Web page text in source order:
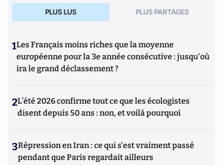
PLUS LUS PLUS PARTAGES
1Les Français moins riches que la moyenne
européenne pour la 3e année consécutive : jusqu'où
ira le grand déclassement ?
2L’été 2026 confirme tout ce que les écologistes
disent depuis 50 ans : non, et voilà pourquoi
3Répression en Iran : ce qui s'est vraiment passé
pendant que Paris regardait ailleurs